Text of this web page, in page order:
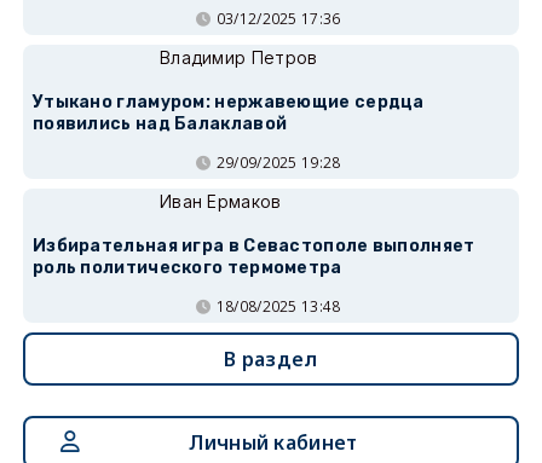
03/12/2025 17:36
Владимир Петров
Утыкано гламуром: нержавеющие сердца
появились над Балаклавой
29/09/2025 19:28
Иван Ермаков
Избирательная игра в Севастополе выполняет
роль политического термометра
18/08/2025 13:48
В раздел
Личный кабинет